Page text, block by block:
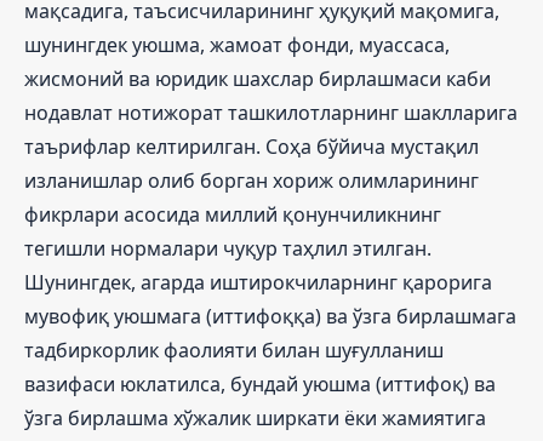
мақсадига, таъсисчиларининг ҳуқуқий мақомига,
шунингдек уюшма, жамоат фонди, муассаса,
жисмоний ва юридик шахслар бирлашмаси каби
нодавлат нотижорат ташкилотларнинг шаклларига
таърифлар келтирилган. Соҳа бўйича мустақил
изланишлар олиб борган хориж олимларининг
фикрлари асосида миллий қонунчиликнинг
тегишли нормалари чуқур таҳлил этилган.
Шунингдек, агарда иштирокчиларнинг қарорига
мувофиқ уюшмага (иттифоққа) ва ўзга бирлашмага
тадбиркорлик фаолияти билан шуғулланиш
вазифаси юклатилса, бундай уюшма (иттифоқ) ва
ўзга бирлашма хўжалик ширкати ёки жамиятига